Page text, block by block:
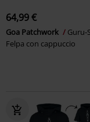
64,99 €
Goa Patchwork
Guru-
Felpa con cappuccio